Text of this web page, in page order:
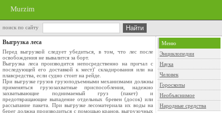
Murzim
поиск по сайту
Выгрузка леса
Перед выгрузкой следует убедиться, в том, что лес после
освобождения не вывалится за борт.
Выгрузка леса производится непосредственно на причал с
последующей его доставкой к мест)' складирования или на
плавсредства, если судно стоит на рейде.
При выгрузке грузов грузоподъемными механизмами должны
применяться грузозахватные приспособления, надежно
захватывающие поднимаемый груз (пакет) и
предотвращающие выпадение отдельных бревен (досок) или
рассыпание пакета. При выгрузке лесоматериала их воды на
берег должна производиться с помощью кранов, выгрузочных
Меню
Энциклопедии
Наука
Человек
Гороскопы
Необъяснимое
Народные средства